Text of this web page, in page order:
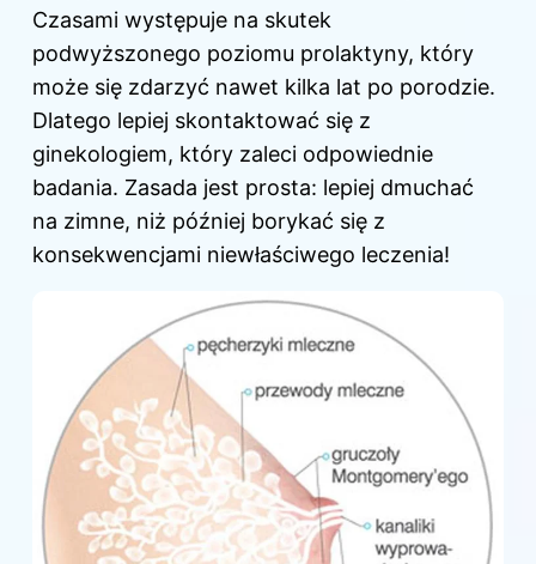
Czasami występuje na skutek
podwyższonego poziomu prolaktyny, który
może się zdarzyć nawet kilka lat po porodzie.
Dlatego lepiej skontaktować się z
ginekologiem, który zaleci odpowiednie
badania. Zasada jest prosta: lepiej dmuchać
na zimne, niż później borykać się z
konsekwencjami niewłaściwego leczenia!